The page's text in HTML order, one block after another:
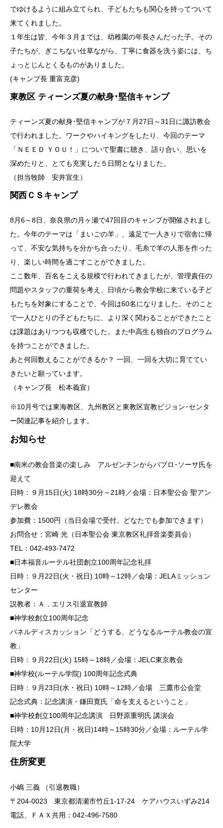
でゆけるように組み立てられ、子どもたちも関心を持ってついて
来てくれました。
１年生は皆、今年３月までは、幼稚園の年長さんだった子。その
子たちが、ぎこちない仕草ながら、丁寧に食器を洗う姿には、ち
ょっとじんとくるものがありました。
(キャンプ長 重富克彦)
東教区 ティーンズ夏の献身･堅信キャンプ
ティーンズ夏の献身･堅信キャンプが７月27日～31日に諏訪教会
で行われました。ワークやハイキングをしたり、今回のテーマ
「ＮＥＥＤ ＹＯＵ！」について聖書に聴き、語り合い、思いを
深めたりと、とても充実した５日間となりました。
（担当牧師 安井宣生）
関西ＣＳキャンプ
8月6～8日、奈良県の月ヶ瀬で47回目のキャンプが開催されまし
た。今年のテーマは「まいごの羊」、遠足で一人きりで宿舎に帰
って、不安な気持ちを分かち合ったり、毛糸で羊の人形を作った
り、楽しい時間を過ごすことができました。
ここ数年、百名をこえる規模で行われてきましたが、管理責任の
問題やスタッフの重荷を考え、日頃から教会学校に来ている子ど
もたちを対象にすることで、今回は60名になりました。そのこと
で一人ひとりの子どもたちに、より深く関わることができたこと
は課題はありつつも収穫でした。また中高生も独自のプログラム
を持つことができました。
あと何回数えることができるか？ 一回、一回を大切に育ててい
きたいと願っています。
（キャンプ長 松本義宣）
※10月号では東海教区、九州教区と東教区宣教ビジョン･センタ
ー関連記事を紹介します。
お知らせ
■南米の教会音楽の楽しみ アルゼンチンからパブロ･ソーサ氏を
迎えて
日時：９月15日(火) 18時30分～21時／会場：日本聖公会 聖アン
デレ教会
参加費：1500円（当日会場で受付。どなたでも参加できます）
お問合せ：宮崎 光（日本聖公会 東京教区礼拝音楽委員会）
TEL：042-493-7472
■日本福音ルーテル社団創立100周年記念礼拝
日時：９月22日(火・祝日) 10時～12時／会場：JELAミッション
センター
説教者：Ａ．エリス引退宣教師
■神学校創立100周年記念
パネルディスカッション「どうする、どうなるルーテル教会の宣
教」
日時：９月22日(火) 15時～18時／会場：JELC東京教会
■神学校(ルーテル学院) 100周年記念式典
日時：９月23日(水・祝日) 10時～12時／会場 三鷹市公会堂
記念式典：記念講演・鎌田寛氏「命を支えるということ」
■神学校創立100周年記念講演 日野原重明氏 講演会
日時：10月12日(月・祝日)14時～15時30分／会場：ルーテル学
院大学
住所変更
小嶋 三義 （引退教職）
〒204-0023 東京都清瀬市竹丘1-17-24 ケアハウスいずみ214
電話、ＦＡＸ共用：042-496-7580